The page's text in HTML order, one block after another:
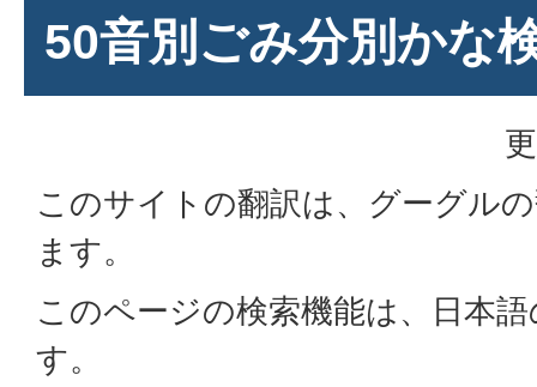
50音別ごみ分別かな
このサイトの翻訳は、グーグル
ます。
このページの検索機能は、日本
す。